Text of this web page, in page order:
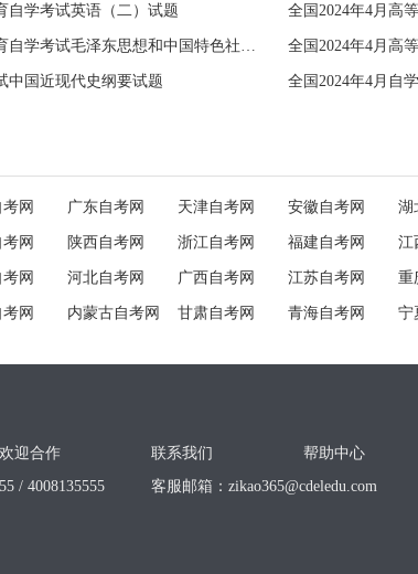
自学考试英语（二）试题 全国2024年4月高
全国2024年4月高等教育自学考试毛泽东思想和中国特色社会主义理论体系概论试题 全国2024年4月高
中国近现代史纲要试题 全国2024年4月自
网 广东自考网 天津自考网 安徽自考网 湖
网 陕西自考网 浙江自考网 福建自考网 江
网 河北自考网 广西自考网 江苏自考网 重
网 内蒙古自考网 甘肃自考网 青海自考网 宁
欢迎合作 联系我们
帮助中心
/ 4008135555
客服邮箱： zikao365@cdeledu.com